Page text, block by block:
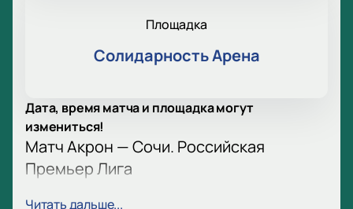
Площадка
Солидарность Арена
Дата, время матча и площадка могут
измениться!
Матч Акрон — Сочи. Российская
Премьер Лига
Читать дальше...